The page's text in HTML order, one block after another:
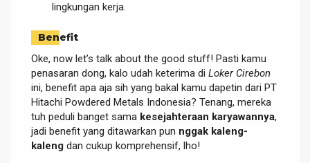
lingkungan kerja.
Benefit
Oke, now let’s talk about the good stuff! Pasti kamu
penasaran dong, kalo udah keterima di Loker Cirebon
ini, benefit apa aja sih yang bakal kamu dapetin dari PT
Hitachi Powdered Metals Indonesia? Tenang, mereka
tuh peduli banget sama kesejahteraan karyawannya,
jadi benefit yang ditawarkan pun nggak kaleng-
kaleng dan cukup komprehensif, lho!